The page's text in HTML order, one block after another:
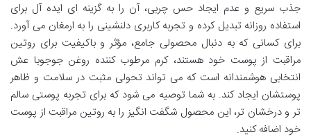
جذب سریع و عدم ایجاد حس چربی، آن را به گزینه ای ایده آل برای
استفاده روزانه تبدیل کرده و تجربه کاربری دلنشینی را به ارمغان می آورد.
برای کسانی که به دنبال محصولی جامع، مؤثر و باکیفیت برای روتین
مراقبت از پوست خود هستند، کرم مرطوب کننده روغن جوجوبا عش
انتخابی هوشمندانه است که می تواند تحولی مثبت در سلامت و ظاهر
پوستشان ایجاد کند. به شما توصیه می شود که برای تجربه پوستی سالم
تر و درخشان تر، این محصول شگفت انگیز را به روتین مراقبت از پوست
خود اضافه کنید.